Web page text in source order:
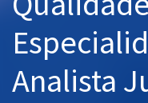
Atendimento
Analista